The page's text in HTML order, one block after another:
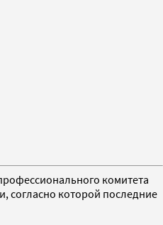
комитета
согласно которой последние